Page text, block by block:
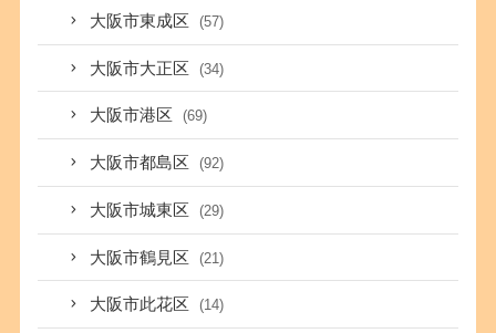
大阪市東成区 (57)
大阪市大正区 (34)
大阪市港区 (69)
大阪市都島区 (92)
大阪市城東区 (29)
大阪市鶴見区 (21)
大阪市此花区 (14)